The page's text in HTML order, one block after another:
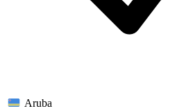
Aruba